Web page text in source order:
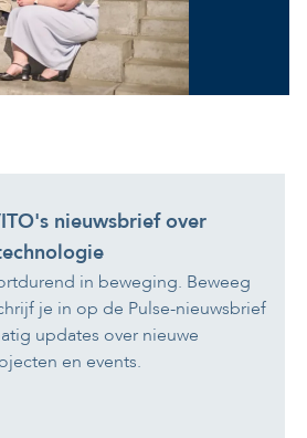
nieuwsbrief over
in beweging. Beweeg
je in op de Pulse-nieuwsbrief
updates over nieuwe
en events.